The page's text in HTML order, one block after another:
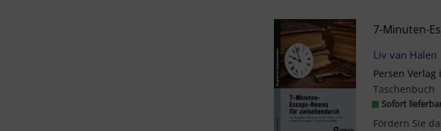
7-Minuten-
Liv van Halen
Persen Verlag
Taschenbuch
Sofort